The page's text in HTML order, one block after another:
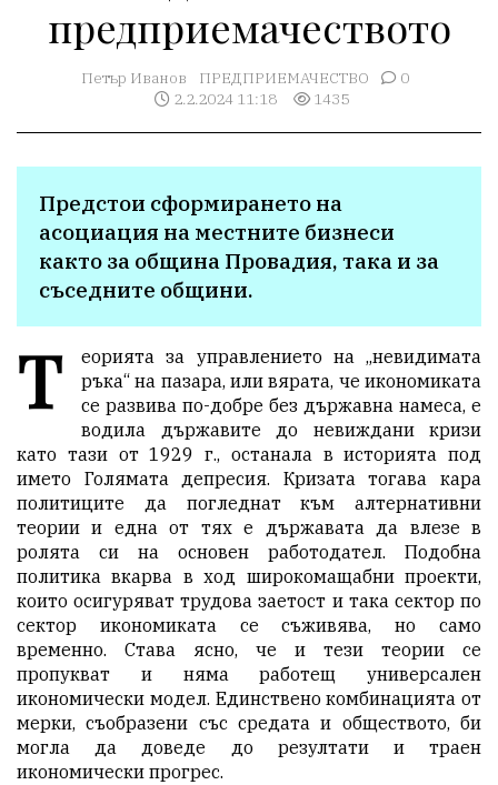
предприемачеството
Петър Иванов ПРЕДПРИЕМАЧЕСТВО
0
2.2.2024 11:18
1435
Предстои сформирането на
асоциация на местните бизнеси
както за община Провадия, така и за
съседните общини.
Т
еорията за управлението на „невидимата
ръка“ на пазара, или вярата, че икономиката
се развива по-добре без държавна намеса, е
водила държавите до невиждани кризи
като тази от 1929 г., останала в историята под
името Голямата депресия. Кризата тогава кара
политиците да погледнат към алтернативни
теории и една от тях е държавата да влезе в
ролята си на основен работодател. Подобна
политика вкарва в ход широкомащабни проекти,
които осигуряват трудова заетост и така сектор по
сектор икономиката се съживява, но само
временно. Става ясно, че и тези теории се
пропукват и няма работещ универсален
икономически модел. Единствено комбинацията от
мерки, съобразени със средата и обществото, би
могла да доведе до резултати и траен
икономически прогрес.